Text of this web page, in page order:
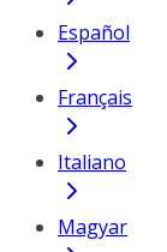
Español
Français
Italiano
Magyar